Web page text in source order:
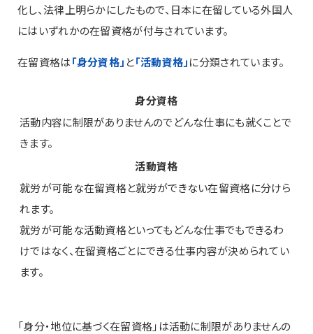
化し、法律上明らかにしたもので、日本に在留している外国人
にはいずれかの在留資格が付与されています。
在留資格は「身分資格」 と「活動資格」に分類されています。
身分資格
活動内容に制限がありませんのでどんな仕事にも就くことで
きます。
活動資格
就労が可能な在留資格と就労ができない在留資格に分けら
れます。
就労が可能な活動資格といってもどんな仕事でもできるわ
けではなく、在留資格ごとにできる仕事内容が決められてい
ます。
「身分・地位に基づく在留資格」は活動に制限がありませんの